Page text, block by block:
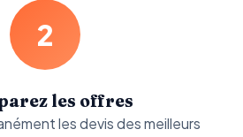
2
les offres
les devis des meilleurs